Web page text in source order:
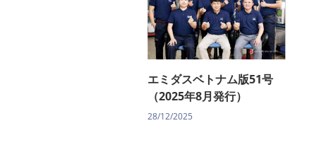
エミダスベトナム版51号
（2025年8月発行）
28/12/2025